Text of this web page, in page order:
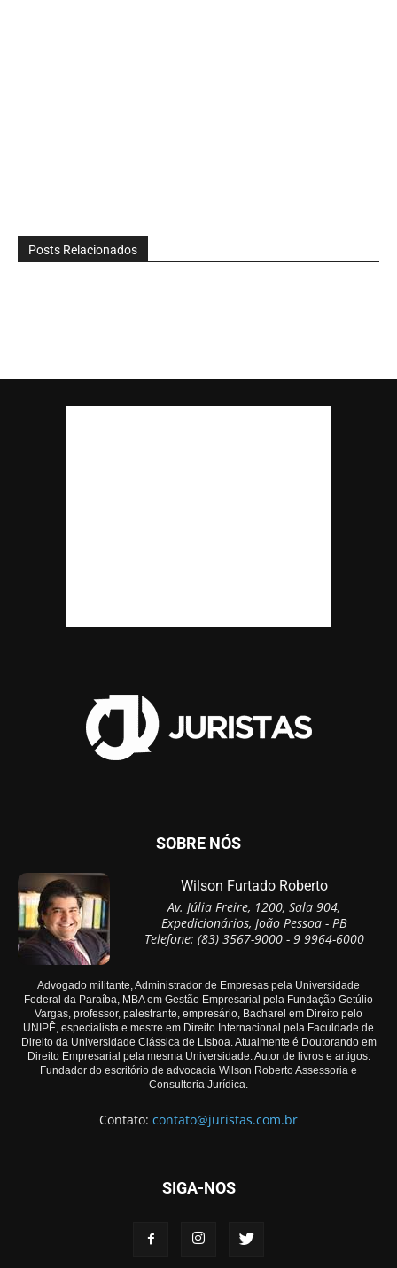
Posts Relacionados
SOBRE NÓS
Wilson Furtado Roberto
Av. Júlia Freire, 1200, Sala 904,
Expedicionários, João Pessoa - PB
Telefone: (83) 3567-9000 - 9 9964-6000
Advogado militante, Administrador de Empresas pela Universidade
Federal da Paraíba, MBA em Gestão Empresarial pela Fundação Getúlio
Vargas, professor, palestrante, empresário, Bacharel em Direito pelo
UNIPÊ, especialista e mestre em Direito Internacional pela Faculdade de
Direito da Universidade Clássica de Lisboa. Atualmente é Doutorando em
Direito Empresarial pela mesma Universidade. Autor de livros e artigos.
Fundador do escritório de advocacia Wilson Roberto Assessoria e
Consultoria Jurídica.
Contato: contato@juristas.com.br
SIGA-NOS